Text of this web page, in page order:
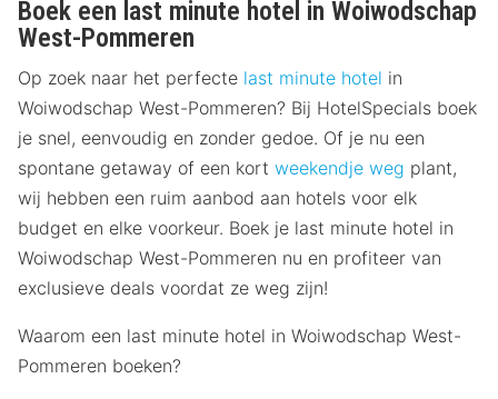
Boek een last minute hotel in Woiwodschap
West-Pommeren
Op zoek naar het perfecte last minute hotel in
Woiwodschap West-Pommeren? Bij HotelSpecials boek
je snel, eenvoudig en zonder gedoe. Of je nu een
spontane getaway of een kort weekendje weg plant,
wij hebben een ruim aanbod aan hotels voor elk
budget en elke voorkeur. Boek je last minute hotel in
Woiwodschap West-Pommeren nu en profiteer van
exclusieve deals voordat ze weg zijn!
Waarom een last minute hotel in Woiwodschap West-
Pommeren boeken?